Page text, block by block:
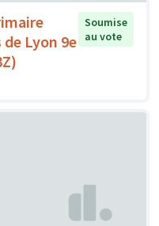
Lyon 9e
Soumise
au vote